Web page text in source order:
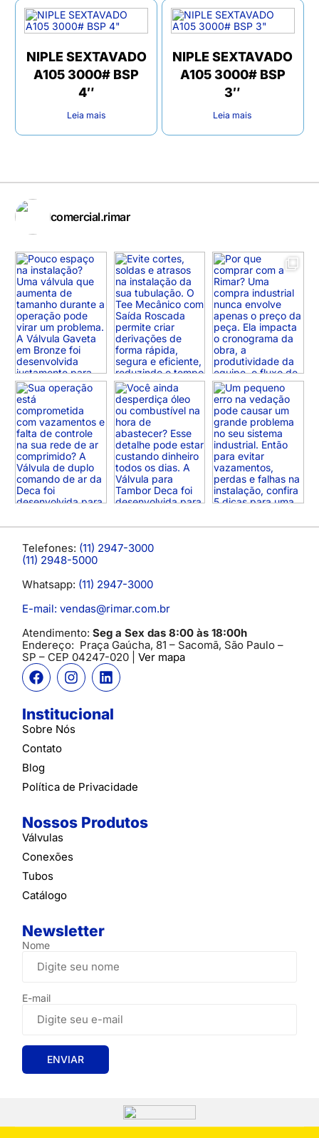
NIPLE SEXTAVADO
A105 3000# BSP
4″
Leia mais
NIPLE SEXTAVADO
A105 3000# BSP
3″
Leia mais
comercial.rimar
Telefones: (11) 2947-3000
(11) 2948-5000
Whatsapp: (11) 2947-3000
E-mail: vendas@rimar.com.br
Atendimento: Seg a Sex das 8:00 às 18:00h
Endereço: Praça Gaúcha, 81 – Sacomã, São Paulo –
SP – CEP 04247-020 | Ver mapa
Institucional
Sobre Nós
Contato
Blog
Política de Privacidade
Nossos Produtos
Válvulas
Conexões
Tubos
Catálogo
Newsletter
Nome
E-mail